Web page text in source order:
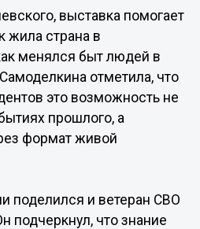
выставка помогает
жила страна в
менялся быт людей в
отметила, что
это возможность не
прошлого, а
формат живой
поделился и ветеран СВО
подчеркнул, что знание